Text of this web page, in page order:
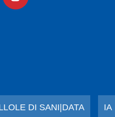
DI SANI|DATA IA